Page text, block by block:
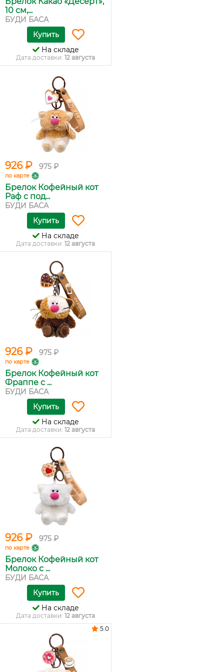
10 см,...
БУДИ БАСА
Купить
На складе
Дата доставки: 12 августа
926 ₽ 975 ₽
по карте
Брелок Кофейный кот
Раф с под...
БУДИ БАСА
Купить
На складе
Дата доставки: 12 августа
926 ₽ 975 ₽
по карте
Брелок Кофейный кот
Фраппе с ...
БУДИ БАСА
Купить
На складе
Дата доставки: 12 августа
926 ₽ 975 ₽
по карте
Брелок Кофейный кот
Молоко с ...
БУДИ БАСА
Купить
На складе
Дата доставки: 12 августа
5.0